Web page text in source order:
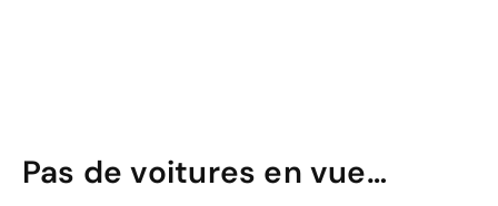
Pas de voitures en vue…